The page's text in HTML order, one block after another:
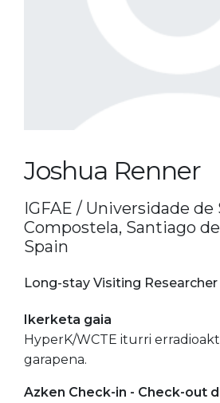
Joshua Renner
IGFAE / Universidade
Compostela, Santiago
Spain
Long-stay Visiting Researcher
Ikerketa gaia
HyperK/WCTE iturri
garapena.
Azken Check-in - Check-out